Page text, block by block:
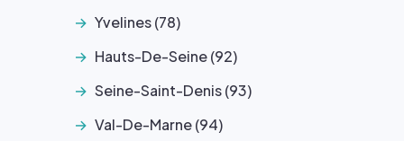
Yvelines (78)
Hauts-De-Seine (92)
Seine-Saint-Denis (93)
Val-De-Marne (94)